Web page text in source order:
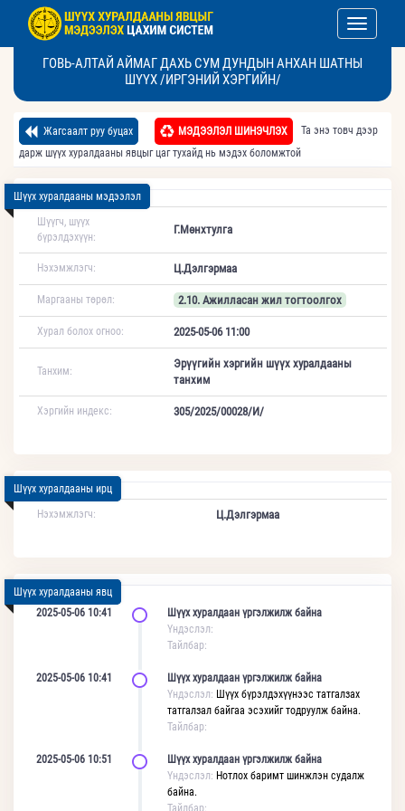
Toggle
ГОВЬ-АЛТАЙ АЙМАГ ДАХЬ СУМ ДУНДЫН АНХАН ШАТНЫ
ШҮҮХ /ИРГЭНИЙ ХЭРГИЙН/
Жагсаалт руу буцах МЭДЭЭЛЭЛ ШИНЭЧЛЭХ
Та энэ товч дээр
дарж шүүх хуралдааны явцыг цаг тухайд нь мэдэх боломжтой
Шүүх хуралдааны мэдээлэл
Шүүгч, шүүх
бүрэлдэхүүн:
Г.Мөнхтулга
Нэхэмжлэгч: Ц.Дэлгэрмаа
Маргааны төрөл: 2.10. Ажилласан жил тогтоолгох
Хурал болох огноо: 2025-05-06 11:00
Танхим:
Эрүүгийн хэргийн шүүх хуралдааны
танхим
Хэргийн индекс: 305/2025/00028/И/
Шүүх хуралдааны ирц
Нэхэмжлэгч:
Ц.Дэлгэрмаа
Шүүх хуралдааны явц
2025-05-06 10:41
Шүүх хуралдаан үргэлжилж байна
Үндэслэл:
Тайлбар:
2025-05-06 10:41
Шүүх хуралдаан үргэлжилж байна
Үндэслэл: Шүүх бүрэлдэхүүнээс татгалзах
татгалзал байгаа эсэхийг тодруулж байна.
Тайлбар:
2025-05-06 10:51
Шүүх хуралдаан үргэлжилж байна
Үндэслэл: Нотлох баримт шинжлэн судалж
байна.
Тайлбар: